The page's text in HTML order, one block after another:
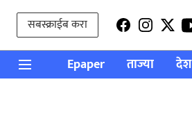
सबस्क्राईब करा
Epaper ताज्या देश